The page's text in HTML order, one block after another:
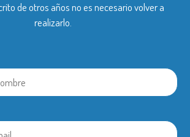
de otros años no es necesario volver a
realizarlo.